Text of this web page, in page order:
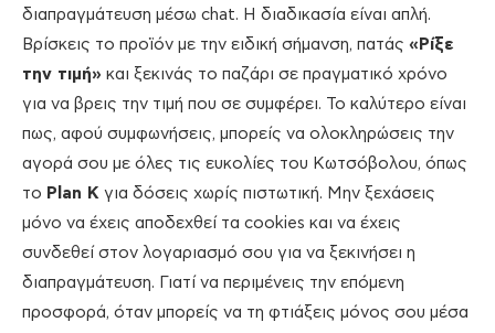
διαπραγμάτευση μέσω chat. Η διαδικασία είναι απλή.
Βρίσκεις το προϊόν με την ειδική σήμανση, πατάς «Ρίξε
την τιμή» και ξεκινάς το παζάρι σε πραγματικό χρόνο
για να βρεις την τιμή που σε συμφέρει. Το καλύτερο είναι
πως, αφού συμφωνήσεις, μπορείς να ολοκληρώσεις την
αγορά σου με όλες τις ευκολίες του Κωτσόβολου, όπως
το Plan K για δόσεις χωρίς πιστωτική. Μην ξεχάσεις
μόνο να έχεις αποδεχθεί τα cookies και να έχεις
συνδεθεί στον λογαριασμό σου για να ξεκινήσει η
διαπραγμάτευση. Γιατί να περιμένεις την επόμενη
προσφορά, όταν μπορείς να τη φτιάξεις μόνος σου μέσα